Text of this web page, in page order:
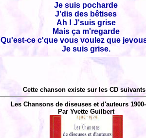
Je suis pocharde
J'dis des bêtises
Ah ! J'suis grise
Mais ça m'regarde
Qu'est-ce c'que vous voulez que
Je suis grise.
Cette chanson existe sur les CD
Les Chansons de diseuses et d'auteurs
Par Yvette Guilbert